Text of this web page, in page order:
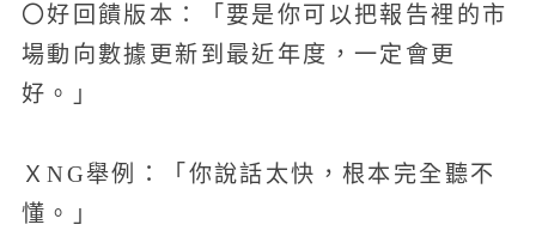
〇好回饋版本：「要是你可以把報告裡的市
場動向數據更新到最近年度，一定會更
好。」
ＸNG舉例：「你說話太快，根本完全聽不
懂。」